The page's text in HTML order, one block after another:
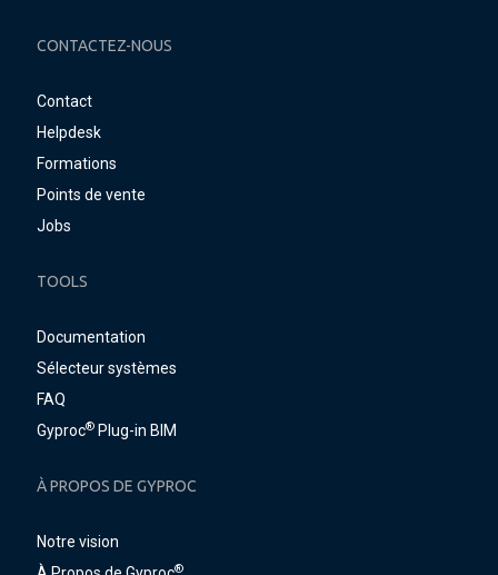
CONTACTEZ-NOUS
Contact
Helpdesk
Formations
Points de vente
Jobs
TOOLS
Documentation
Sélecteur systèmes
FAQ
Gyproc® Plug-in BIM
À PROPOS DE GYPROC
Notre vision
®